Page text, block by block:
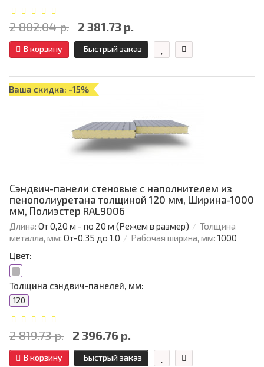
2 802.04 р. 2 381.73 р.
В корзину Быстрый заказ
Ваша скидка: -15%
Сэндвич-панели стеновые с наполнителем из
пенополиуретана толщиной 120 мм, Ширина-1000
мм, Полиэстер RAL9006
Длина: От 0,20 м - по 20 м (Режем в размер)
Толщина
металла, мм: От-0.35 до 1.0 Рабочая ширина, мм: 1000
Цвет:
Толщина сэндвич-панелей, мм:
120
2 819.73 р. 2 396.76 р.
В корзину Быстрый заказ